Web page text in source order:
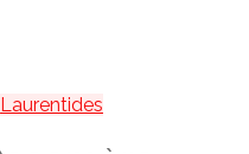
Laurentides